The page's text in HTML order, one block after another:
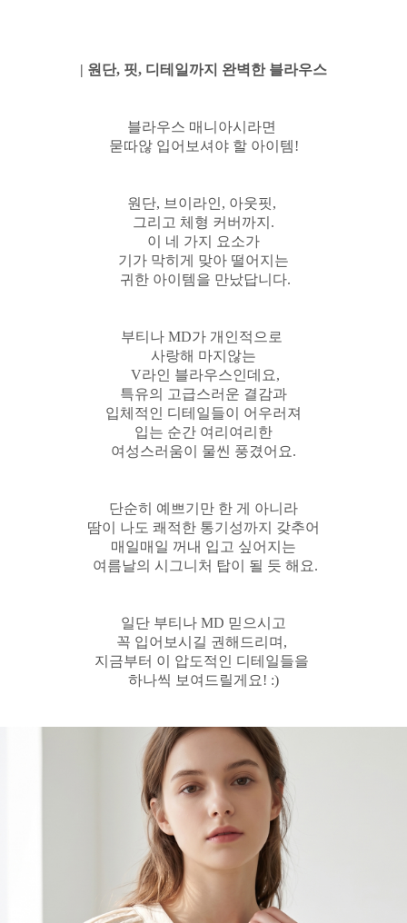
| 원단, 핏, 디테일까지 완벽한 블라우스
블라우스 매니아시라면
묻따않 입어보셔야 할 아이템!
원단, 브이라인, 아웃핏,
그리고 체형 커버까지.
이 네 가지 요소가
기가 막히게 맞아 떨어지는
귀한 아이템을 만났답니다.
부티나 MD가 개인적으로
사랑해 마지않는
V라인 블라우스인데요,
특유의 고급스러운 결감과
입체적인 디테일들이 어우러져
입는 순간 여리여리한
여성스러움이 물씬 풍겼어요.
단순히 예쁘기만 한 게 아니라
땀이 나도 쾌적한 통기성까지 갖추어
매일매일 꺼내 입고 싶어지는
여름날의 시그니처 탑이 될 듯 해요.
일단 부티나 MD 믿으시고
꼭 입어보시길 권해드리며,
지금부터 이 압도적인 디테일들을
하나씩 보여드릴게요! :)